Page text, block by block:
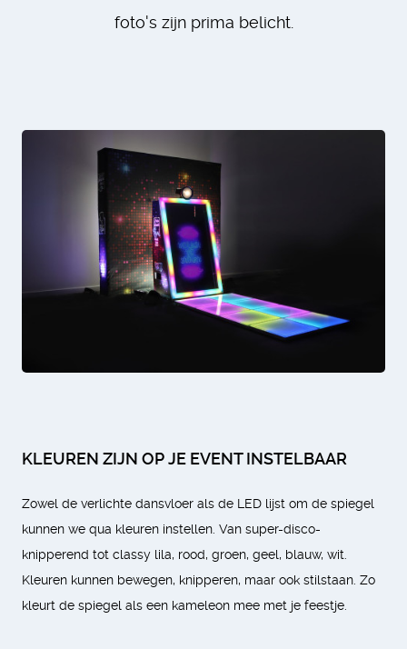
foto's zijn prima belicht.
KLEUREN ZIJN OP JE EVENT INSTELBAAR
Zowel de verlichte dansvloer als de LED lijst om de spiegel
kunnen we qua kleuren instellen. Van super-disco-
knipperend tot classy lila, rood, groen, geel, blauw, wit.
Kleuren kunnen bewegen, knipperen, maar ook stilstaan. Zo
kleurt de spiegel als een kameleon mee met je feestje.